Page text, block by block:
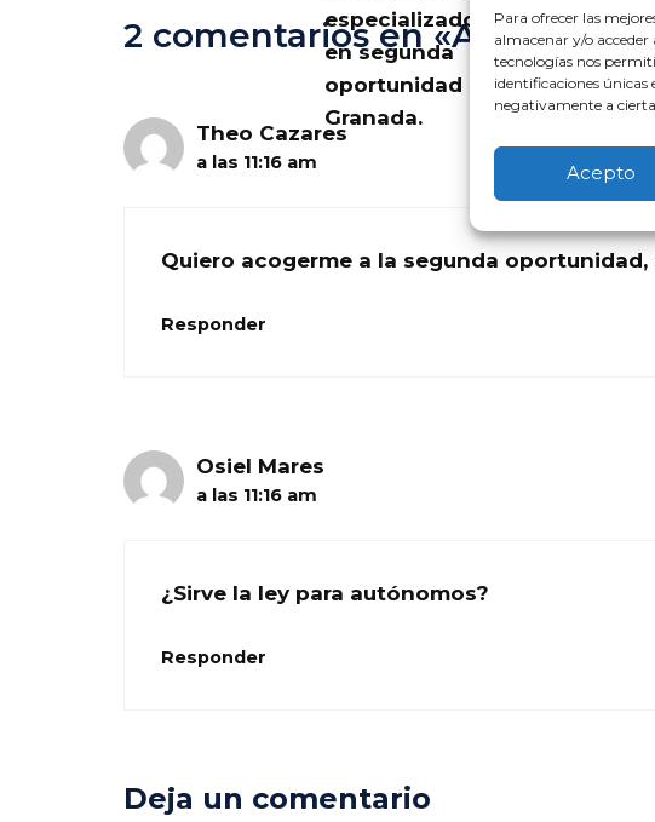
Para ofrecer las
almacenar y/o
tecnologías nos
identificaciones únicas
negativamente a
Acepto
especializado
en segunda
oportunidad en
Granada.
2 comentarios en «Abogado
Theo Cazares
a las 11:16 am
Quiero acogerme a la segunda
Responder
Osiel Mares
a las 11:16 am
¿Sirve la ley para autónomos?
Responder
Deja un comentario